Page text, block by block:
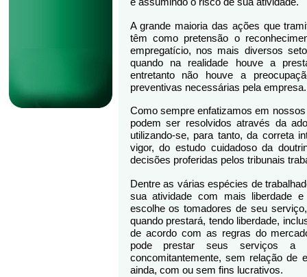
A grande maioria das ações que
têm como pretensão o
empregatício, nos mais diversos
quando na realidade houve a
entretanto não houve a
preventivas necessárias pela empresa.
Como sempre enfatizamos em
podem ser resolvidos através da
utilizando-se, para tanto, da correta
vigor, do estudo cuidadoso da
decisões proferidas pelos tribunais
Dentre as várias espécies de
sua atividade com mais liberdade
escolhe os tomadores de seu
quando prestará, tendo liberdade,
de acordo com as regras do
pode prestar seus serviços a
concomitantemente, sem relação de
ainda, com ou sem fins lucrativos.